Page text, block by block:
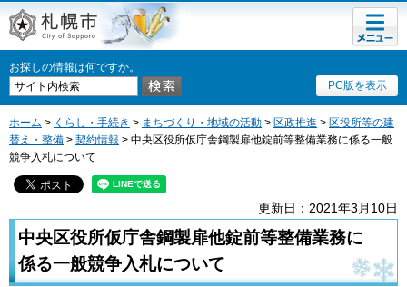
札幌市
お探しの情報は何ですか。
PC版を表示
メニュ
ー
ホーム > くらし・手続き > まちづくり・地域の活動 > 区政推進 > 区役所等の建
替え・整備 > 契約情報 > 中央区役所仮庁舎鋼製扉他錠前等整備業務に係る一般
競争入札について
更新日：2021年3月10日
中央区役所仮庁舎鋼製扉他錠前等整備業務に
係る一般競争入札について